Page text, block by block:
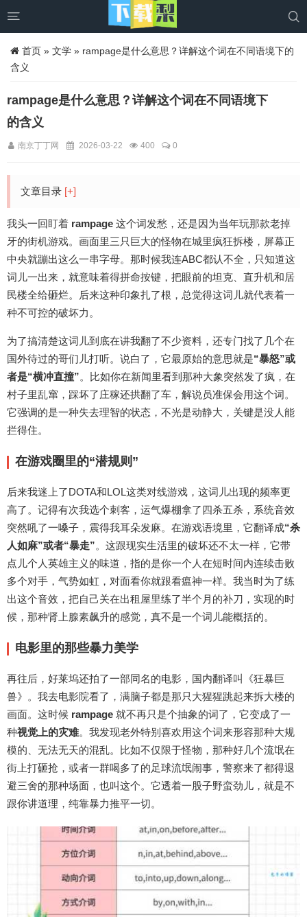
 
首页 » 文学 » rampage是什么意思？详解这个词在不同语境下的
含义
rampage是什么意思？详解这个词在不同语境下
的含义
南京丁丁网 2026-03-22 400 0
文章目录 [+]
我头一回盯着 rampage 这个词发愁，还是因为当年玩那款老掉
牙的街机游戏。画面里三只巨大的怪物在城里疯狂拆楼，屏幕正
中央就蹦出这么一串字母。那时候我连ABC都认不全，只知道这
词儿一出来，就意味着得拼命按键，把眼前的坦克、直升机和居
民楼全给砸烂。后来这种印象扎了根，总觉得这词儿就代表着一
种不可控的破坏力。
为了搞清楚这词儿到底在讲我翻了不少资料，还专门找了几个在
国外待过的哥们儿打听。说白了，它最原始的意思就是“暴怒”或
者是“横冲直撞”。比如你在新闻里看到那种大象突然发了疯，在
村子里乱窜，踩坏了庄稼还拱翻了车，解说员准保会用这个词。
它强调的是一种失去理智的状态，不光是动静大，关键是没人能
拦得住。
在游戏圈里的“潜规则”
后来我迷上了DOTA和LOL这类对线游戏，这词儿出现的频率更
高了。记得有次我选个刺客，运气爆棚拿了四杀五杀，系统音效
突然吼了一嗓子，震得我耳朵发麻。在游戏语境里，它翻译成“杀
人如麻”或者“暴走”。这跟现实生活里的破坏还不太一样，它带
点儿个人英雄主义的味道，指的是你一个人在短时间内连续击败
多个对手，气势如虹，对面看你就跟看瘟神一样。我当时为了练
出这个音效，把自己关在出租屋里练了半个月的补刀，实现的时
候，那种肾上腺素飙升的感觉，真不是一个词儿能概括的。
电影里的那些暴力美学
再往后，好莱坞还拍了一部同名的电影，国内翻译叫《狂暴巨
兽》。我去电影院看了，满脑子都是那只大猩猩跳起来拆大楼的
画面。这时候 rampage 就不再只是个抽象的词了，它变成了一
种视觉上的灾难。我发现老外特别喜欢用这个词来形容那种大规
模的、无法无天的混乱。比如不仅限于怪物，那种好几个流氓在
街上打砸抢，或者一群喝多了的足球流氓闹事，警察来了都得退
避三舍的那种场面，也叫这个。它透着一股子野蛮劲儿，就是不
跟你讲道理，纯靠暴力推平一切。